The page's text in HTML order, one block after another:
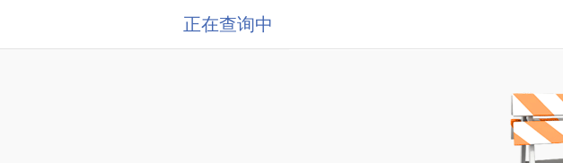
正在查询中